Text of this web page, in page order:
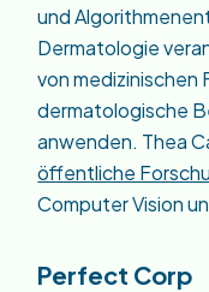
und
Dermatologie
von
dermatologische
anwenden. Thea
öffentliche
Computer Vision
Perfect Corp